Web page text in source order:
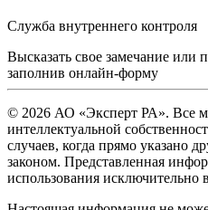
Служба внутреннего контроля
Высказать свое замечание
заполнив онлайн-форму
© 2026 АО «Эксперт РА». Все
интеллектуальной
случаев, когда прямо указано
законом. Представленная
использования исключительно